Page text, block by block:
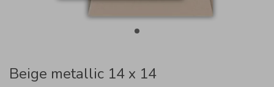
Beige metallic 14 x 14